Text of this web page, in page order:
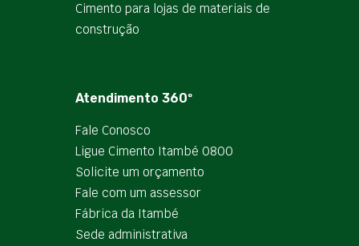
Cimento para lojas de materiais de
construção
Atendimento 360º
Fale Conosco
Ligue Cimento Itambé 0800
Solicite um orçamento
Fale com um assessor
Fábrica da Itambé
Sede administrativa